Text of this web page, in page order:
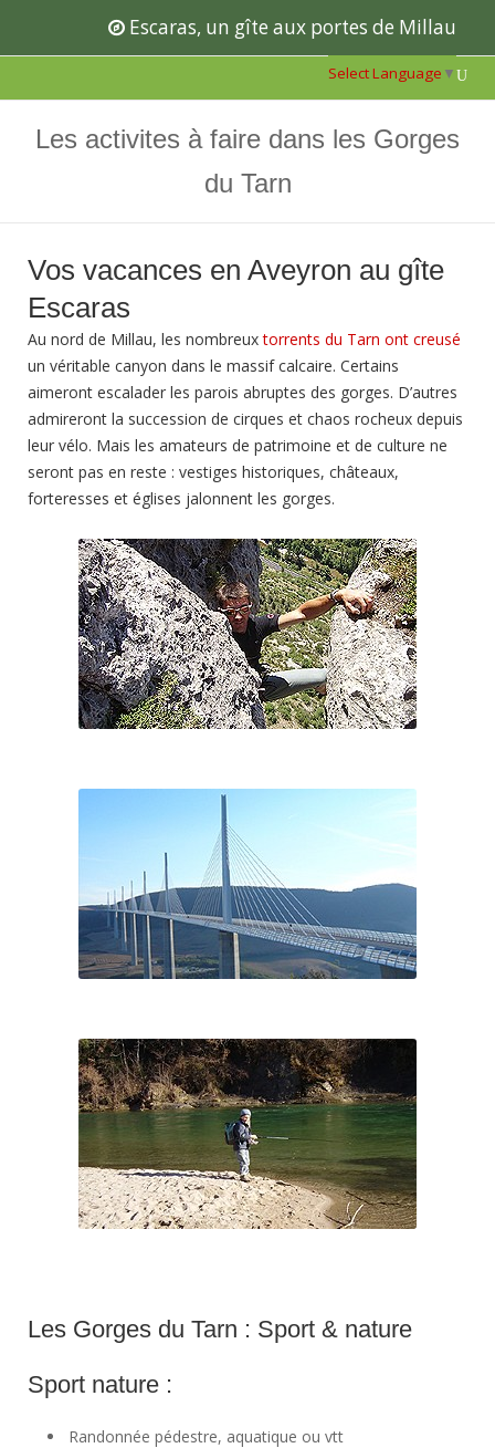
Escaras, un gîte aux portes de Millau
Select Language ▼
MENU
Les activites à faire dans les Gorges
du Tarn
Vos vacances en Aveyron au gîte
Escaras
Au nord de Millau, les nombreuxtorrents du Tarn ont creusé
un véritable canyon dans le massif calcaire. Certains
aimeront escalader les parois abruptes des gorges. D’autres
admireront la succession de cirques et chaos rocheux depuis
leur vélo. Mais les amateurs de patrimoine et de culture ne
seront pas en reste : vestiges historiques, châteaux,
forteresses et églises jalonnent les gorges.
Les Gorges du Tarn : Sport & nature
Sport nature :
Randonnée pédestre, aquatique ou vtt